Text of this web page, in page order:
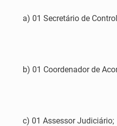
a) 01 Secretário de
b) 01 Coordenador de
c) 01 Assessor Judiciário;